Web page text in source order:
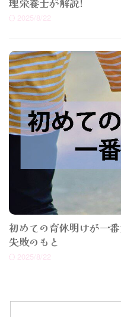
2025/8/22
初めての育休明けが一
失敗のもと
2025/8/22